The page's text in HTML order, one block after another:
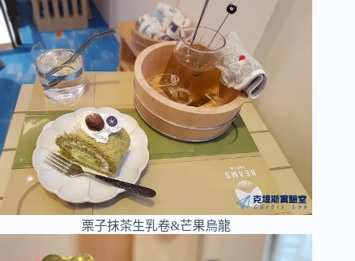
栗子抹茶生乳卷&芒果烏龍